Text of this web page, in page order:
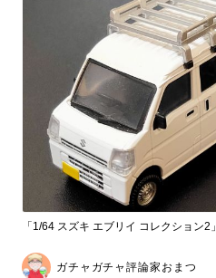
「1/64 スズキ エブリイ コレクション2」
ガチャガチャ評論家おまつ